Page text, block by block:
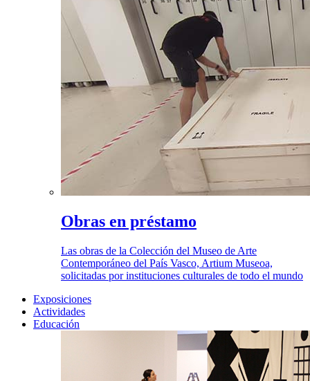
Obras en préstamo
Las obras de la Colección del Museo de Arte
Contemporáneo del País Vasco, Artium Museoa,
solicitadas por instituciones culturales de todo el mundo
Exposiciones
Actividades
Educación